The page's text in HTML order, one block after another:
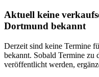
Aktuell keine
Dortmund bekannt
Derzeit sind keine Termine
bekannt. Sobald Termine zu
veröffentlicht werden,